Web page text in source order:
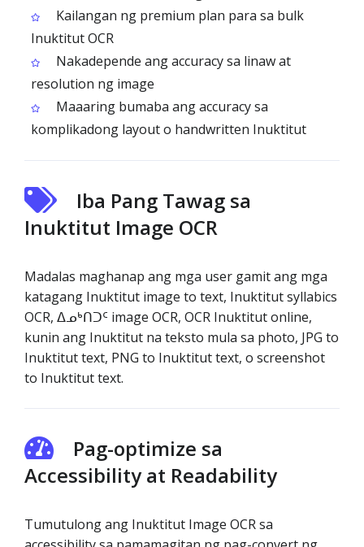
Kailangan ng premium plan para sa bulk
Inuktitut OCR
Nakadepende ang accuracy sa linaw at
resolution ng image
Maaaring bumaba ang accuracy sa
komplikadong layout o handwritten Inuktitut
Iba Pang Tawag sa
Inuktitut Image OCR
Madalas maghanap ang mga user gamit ang mga
katagang Inuktitut image to text, Inuktitut syllabics
OCR, ᐃᓄᒃᑎᑐᑦ image OCR, OCR Inuktitut online,
kunin ang Inuktitut na teksto mula sa photo, JPG to
Inuktitut text, PNG to Inuktitut text, o screenshot
to Inuktitut text.
Pag-optimize sa
Accessibility at Readability
Tumutulong ang Inuktitut Image OCR sa